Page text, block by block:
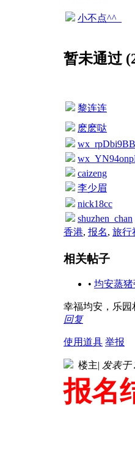
小不点^^_
暂未通过
黎连连
麽麽哒
wx_rpDbi9BB
caizeng
李少眉
nick18cc
shuzhen_chan
香港, 报名, 旅行
相关帖子
• 均安蒸
幸福均安，乐园
回复
使用道具 举报
楼主| 发表于
报名